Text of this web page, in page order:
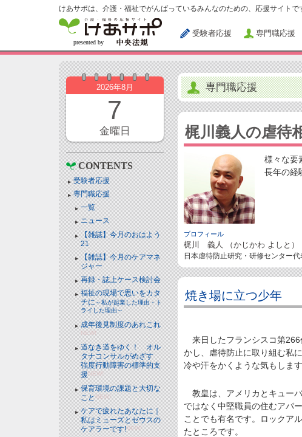
けあサポは、介護・福祉でがんばっているみんなのための、応援サイトで
受験者応援 専門職応援
2026年8月
7
金曜日
CONTENTS
受験者応援
専門職応援
一覧
ニュース
【雑誌】今月のおはよう
21
【雑誌】今月のケアマネ
ジャー
再録・誌上ケース検討会
福祉の現場で思いをカタ
チに～私が起業した理由・ト
ライした理由～
成年後見制度のあれこれ
NEW!
道なき道をゆく！ オル
タナコンサルがめざす
強度行動障害の標準的支
援NEW!
保育環境の課題と大切な
ことNEW!
ケアで疲れたあなたに｜
私はミューズとゼウスの
ケアラーです!NEW!
専門職応援
梶川義人の虐待
様々な要
長年の経
プロフィール
梶川 義人 （かじかわ よしと）
日本虐待防止研究・研修センター
焼き場に立つ少年
来日したフランシスコ第266
かし、虐待防止に取り組む私
冷や汗をかくような気もします
教皇は、アメリカとキュー
ではなく中堅職員の住むアパ
ことでも有名です。ロックア
たところです。